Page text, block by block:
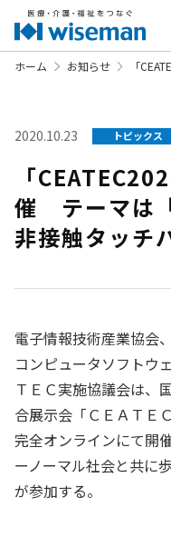
ホーム お知らせ 「
2020.10.23 トピックス
「
催 テーマは
非接触タッチ
電子情報技術産業協会
コンピュータソフトウ
ＴＥＣ実施協議会は、
合展示会「ＣＥＡＴＥ
完全オンラインにて開
ーノーマル社会と共に
が参加する。